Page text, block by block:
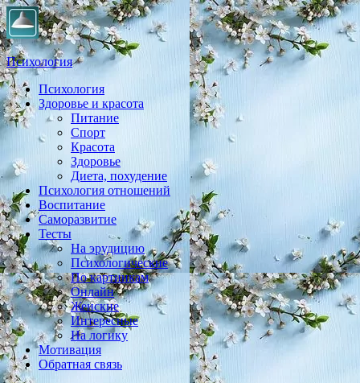
Психология
Практическая психология, личностный рост, экология,
здоровье, воспитание,
Психология
Здоровье и красота
Питание
Спорт
Красота
Здоровье
Диета, похудение
Психология отношений
Воспитание
Саморазвитие
Тесты
На эрудицию
Психологические
По картинкам
Онлайн
Женские
Интересные
На логику
Мотивация
Обратная связь